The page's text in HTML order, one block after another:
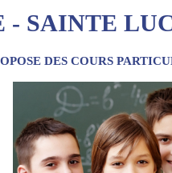
- SAINTE
DES COURS